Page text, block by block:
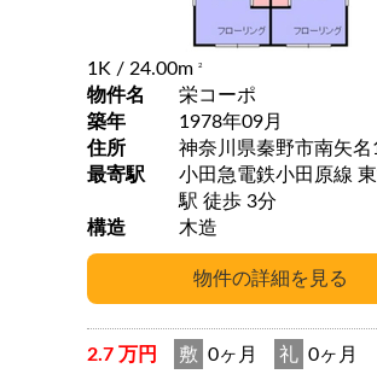
1K / 24.00m 2
物件名
栄コーポ
築年
1978年09月
住所
神奈川県秦野市南矢名1
最寄駅
小田急電鉄小田原線
駅 徒歩 3分
構造
木造
2.7 万円 敷 0ヶ月 礼 0ヶ月